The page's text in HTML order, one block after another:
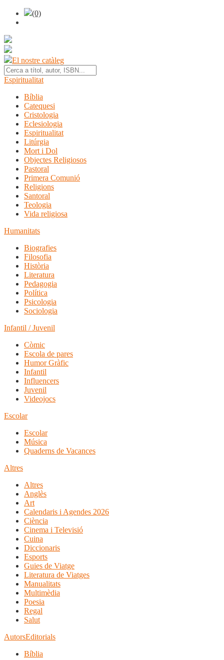
(0)
El nostre catàleg
Espiritualitat
Bíblia
Catequesi
Cristologia
Eclesiologia
Espiritualitat
Litúrgia
Mort i Dol
Objectes Religiosos
Pastoral
Primera Comunió
Religions
Santoral
Teologia
Vida religiosa
Humanitats
Biografies
Filosofia
Història
Literatura
Pedagogia
Política
Psicologia
Sociologia
Infantil / Juvenil
Còmic
Escola de pares
Humor Gràfic
Infantil
Influencers
Juvenil
Videojocs
Escolar
Escolar
Música
Quaderns de Vacances
Altres
Altres
Anglès
Art
Calendaris i Agendes 2026
Ciència
Cinema i Televisió
Cuina
Diccionaris
Esports
Guies de Viatge
Literatura de Viatges
Manualitats
Multimèdia
Poesia
Regal
Salut
AutorsEditorials
Bíblia